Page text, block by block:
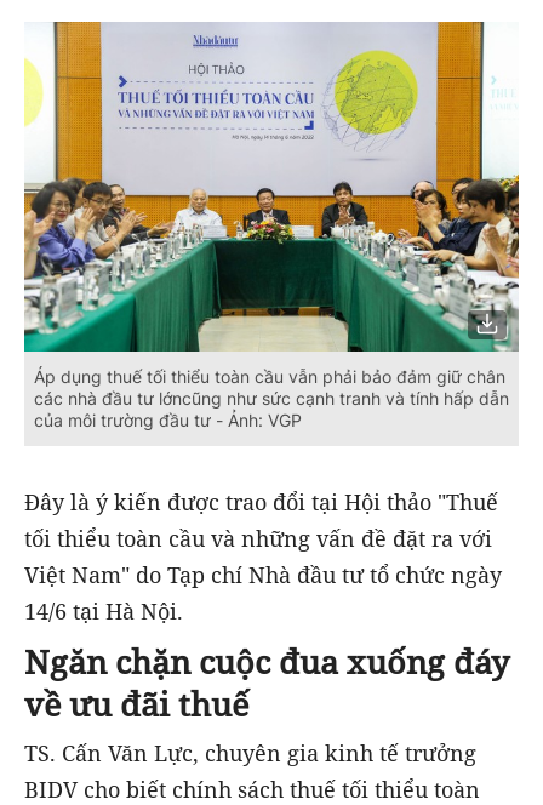
Áp dụng thuế tối thiểu toàn cầu vẫn phải bảo đảm giữ chân
các nhà đầu tư lớncũng như sức cạnh tranh và tính hấp dẫn
của môi trường đầu tư - Ảnh: VGP
Đây là ý kiến được trao đổi tại Hội thảo "Thuế
tối thiểu toàn cầu và những vấn đề đặt ra với
Việt Nam" do Tạp chí Nhà đầu tư tổ chức ngày
14/6 tại Hà Nội.
Ngăn chặn cuộc đua xuống đáy
về ưu đãi thuế
TS. Cấn Văn Lực, chuyên gia kinh tế trưởng
BIDV cho biết chính sách thuế tối thiểu toàn